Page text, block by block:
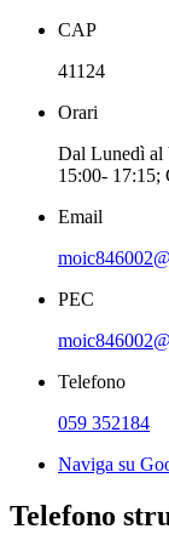
CAP
41124
Orari
Dal Lunedì al
15:00- 17:15;
Email
PEC
Telefono
059 352184
Naviga su
Telefono